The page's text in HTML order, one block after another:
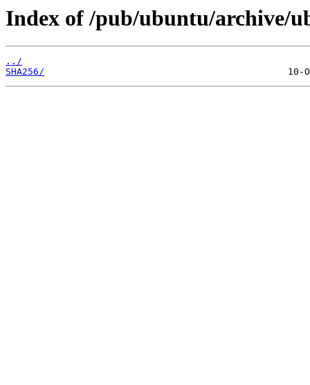
Index of /pub/ubuntu/archive/
../
SHA256/